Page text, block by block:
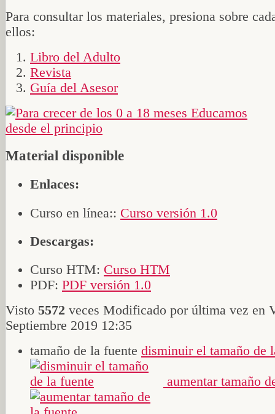
Para consultar los materiales, presiona sobre
ellos:
Libro del Adulto
Revista
Guía del Asesor
Material disponible
Enlaces:
Curso en línea:: Curso versión 1.0
Descargas:
Curso HTM: Curso HTM
PDF: PDF versión 1.0
Visto 5572 veces Modificado por última vez en
Septiembre 2019 12:35
tamaño de la fuente disminuir el tamaño de
aumentar tamaño